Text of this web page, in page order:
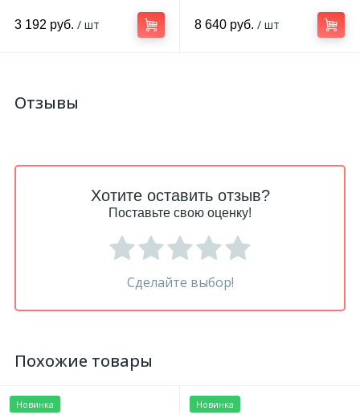
3 192 руб. / шт 8 640 руб. / шт
Отзывы
Хотите оставить отзыв?
Поставьте свою оценку!
Сделайте выбор!
Похожие товары
Новинка Новинка